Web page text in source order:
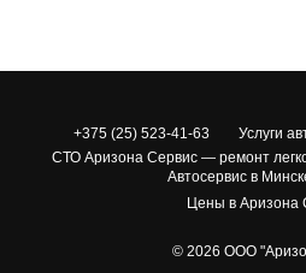
+375 (25) 523-41-63 Услуги
СТО Аризона Сервис — ремонт
Автосервис в
Цены в Аризона
© 2026 ООО